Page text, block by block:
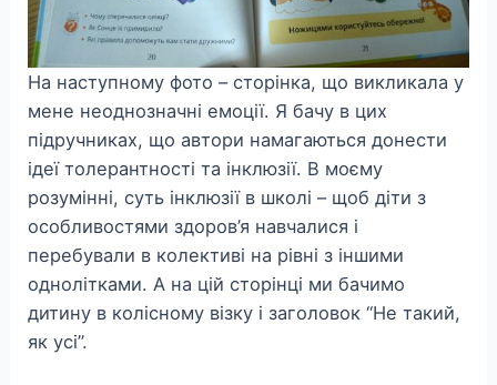
На наступному фото – сторінка, що викликала у
мене неоднозначні емоції. Я бачу в цих
підручниках, що автори намагаються донести
ідеї толерантності та інклюзії. В моєму
розумінні, суть інклюзії в школі – щоб діти з
особливостями здоров’я навчалися і
перебували в колективі на рівні з іншими
однолітками. А на цій сторінці ми бачимо
дитину в колісному візку і заголовок “Не такий,
як усі”.